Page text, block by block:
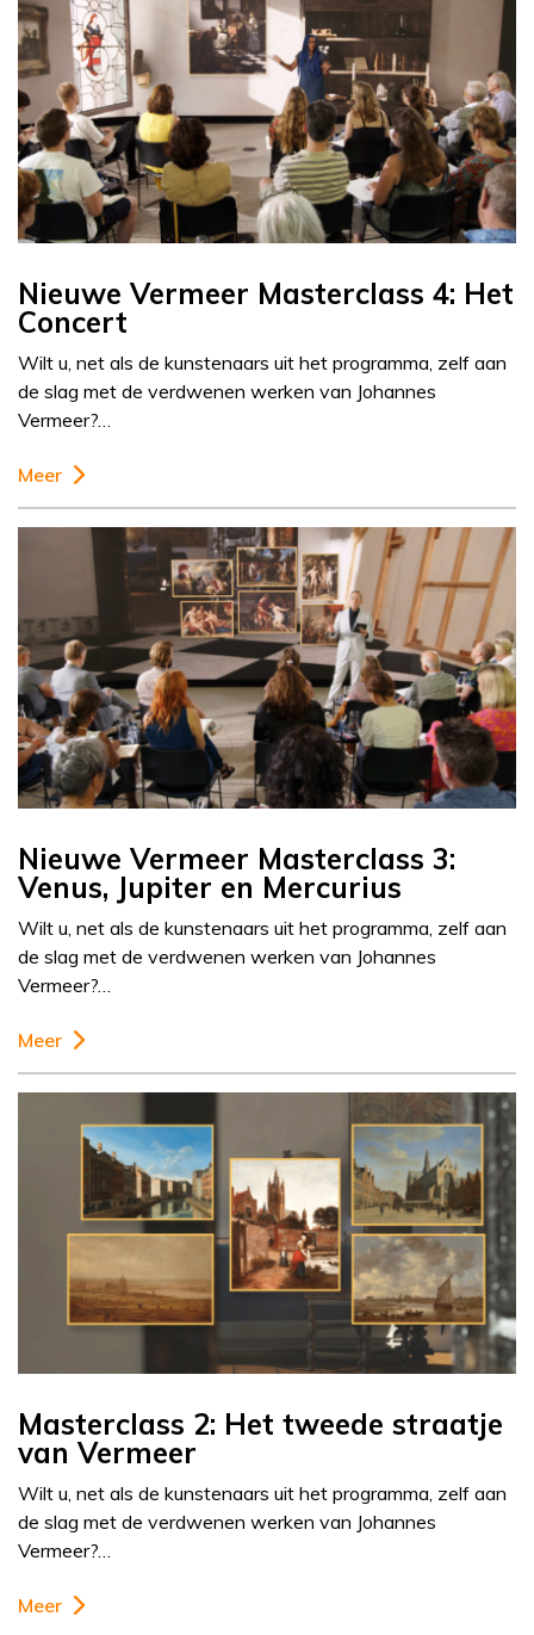
Nieuwe Vermeer Masterclass 4: Het
Concert
Wilt u, net als de kunstenaars uit het programma, zelf aan
de slag met de verdwenen werken van Johannes
Vermeer?…
Meer
Nieuwe Vermeer Masterclass 3:
Venus, Jupiter en Mercurius
Wilt u, net als de kunstenaars uit het programma, zelf aan
de slag met de verdwenen werken van Johannes
Vermeer?…
Meer
Masterclass 2: Het tweede straatje
van Vermeer
Wilt u, net als de kunstenaars uit het programma, zelf aan
de slag met de verdwenen werken van Johannes
Vermeer?…
Meer